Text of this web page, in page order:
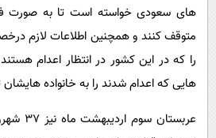
های سعودی خواسته است تا به صورت
متوقف کنند و همچنین اطلاعات لازم
را که در این کشور در انتظار اعدام
هایی که اعدام شدند را به خانواده